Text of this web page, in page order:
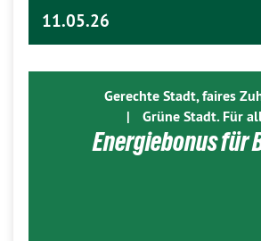
11.05.26
Gerechte Stadt, faires
|
Grüne Stadt. Für
Energiebonus für